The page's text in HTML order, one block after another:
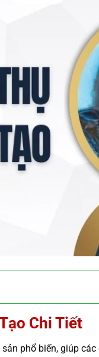
Chi Tiết
phổ biến, giúp